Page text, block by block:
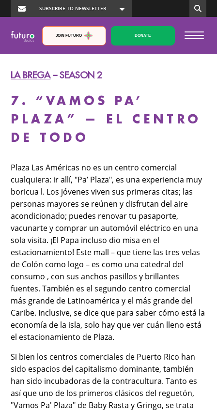
JOIN FUTURO DONATE
LA BREGA– SEASON 2
7. “VAMOS PA’
PLAZA” — EL CENTRO
DE TODO
Plaza Las Américas no es un centro comercial
cualquiera: ir allí, "Pa’ Plaza", es una experiencia muy
boricua l. Los jóvenes viven sus primeras citas; las
personas mayores se reúnen y disfrutan del aire
acondicionado; puedes renovar tu pasaporte,
vacunarte y comprar un automóvil eléctrico en una
sola visita. ¡El Papa incluso dio misa en el
estacionamiento! Este mall – que tiene las tres velas
de Colón como logo – es como una catedral del
consumo , con sus anchos pasillos y brillantes
fuentes. También es el segundo centro comercial
más grande de Latinoamérica y el más grande del
Caribe. Inclusive, se dice que para saber cómo está la
economía de la isla, solo hay que ver cuán lleno está
el estacionamiento de Plaza.
Si bien los centros comerciales de Puerto Rico han
sido espacios del capitalismo dominante, también
han sido incubadoras de la contracultura. Tanto es
así que uno de los primeros clásicos del reguetón,
"Vamos Pa' Plaza" de Baby Rasta y Gringo, se trata